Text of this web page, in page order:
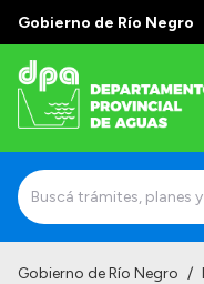
Gobierno de Río Negro
Gobierno de Río Negro /